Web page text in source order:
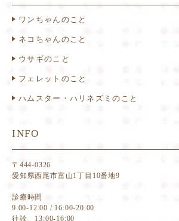
ワンちゃんのこと
ネコちゃんのこと
ウサギのこと
フェレットのこと
ハムスター・ハリネズミのこと
INFO
〒444-0326
愛知県西尾市富山1丁目10番地9
診療時間
9:00-12:00 / 16:00-20:00
往診 13:00-16:00